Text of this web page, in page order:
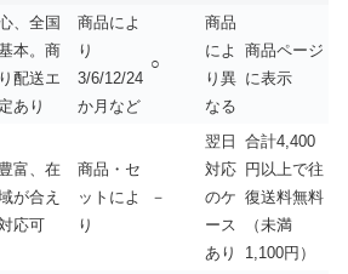
、全国
本。商
配送エ
あり
商品によ
り
3/6/12/24
か月など
○
商品
によ
り異
なる
商品ページ
に表示
富、在
が合え
応可
商品・セ
ットによ
り
－
翌日
対応
のケ
ース
あり
合計4,400
円以上で往
復送料無料
（未満
1,100円）